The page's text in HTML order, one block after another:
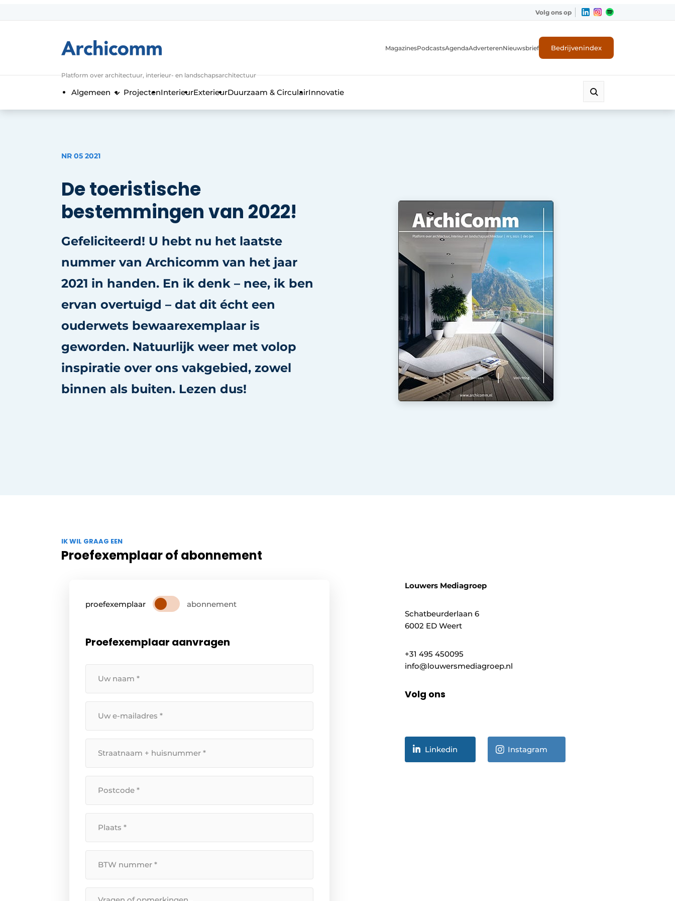
Algemene voorwaarden
Vacatures
Volg ons op
Platform over architectuur, interieur- en landschapsarchitectuur
MagazinesPodcastsAgendaAdverterenNieuwsbrief Bedrijvenindex
Algemeen ProjectenInterieurExterieurDuurzaam & CirculairInnovatie
NR 05 2021
De toeristische
bestemmingen van 2022!
Gefeliciteerd! U hebt nu het laatste
nummer van Archicomm van het jaar
2021 in handen. En ik denk – nee, ik ben
ervan overtuigd – dat dit écht een
ouderwets bewaarexemplaar is
geworden. Natuurlijk weer met volop
inspiratie over ons vakgebied, zowel
binnen als buiten. Lezen dus!
IK WIL GRAAG EEN
Proefexemplaar of abonnement
proefexemplaar abonnement
Proefexemplaar aanvragen
naam
mailadres*
huisnummer*
Nummer*
Louwers Mediagroep
Schatbeurderlaan 6
6002 ED Weert
+31 495 450095
info@louwersmediagroep.nl
Volg ons
Linkedin Instagram